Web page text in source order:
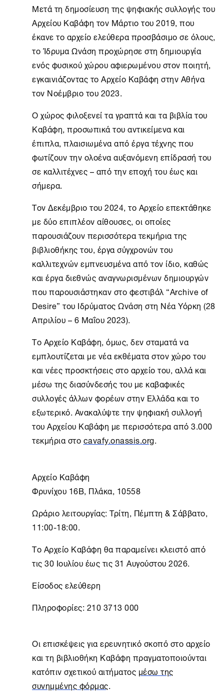
Μετά τη δημοσίευση της ψηφιακής συλλογής του
Αρχείου Καβάφη τον Μάρτιο του 2019, που
έκανε το αρχείο ελεύθερα προσβάσιμο σε όλους,
τοΊδρυμα Ωνάση προχώρησε στη δημιουργία
ενός φυσικού χώρου αφιερωμένου στον ποιητή,
εγκαινιάζοντας τοΑρχείο Καβάφη στηνΑθήνα
τον Νοέμβριο του 2023.
Ο χώρος φιλοξενεί τα γραπτά και τα βιβλία του
Καβάφη, προσωπικά του αντικείμενα και
έπιπλα, πλαισιωμένα από έργα τέχνης που
φωτίζουν την ολοένα αυξανόμενη επίδρασή του
σε καλλιτέχνες – από την εποχή του έως και
σήμερα.
Τον Δεκέμβριο του 2024, το Αρχείο επεκτάθηκε
με δύο επιπλέον αίθουσες, οι οποίες
παρουσιάζουν περισσότερα τεκμήρια της
βιβλιοθήκης του, έργα σύγχρονών του
καλλιτεχνών εμπνευσμένα από τον ίδιο, καθώς
και έργα διεθνώς αναγνωρισμένων δημιουργών
που παρουσιάστηκαν στο φεστιβάλ “Archive of
Desire” του Ιδρύματος Ωνάση στη Νέα Υόρκη (28
Απριλίου – 6 Μαΐου 2023).
ΤοΑρχείο Καβάφη, όμως, δεν σταματά να
εμπλουτίζεται με νέα εκθέματα στον χώρο του
και νέες προσκτήσεις στο αρχείο του, αλλά και
μέσω της διασύνδεσής του με καβαφικές
συλλογές άλλων φορέων στην Ελλάδα και το
εξωτερικό. Ανακαλύψτε την ψηφιακή συλλογή
του Αρχείου Καβάφη με περισσότερα από 3.000
τεκμήρια στοcavafy.onassis.org.
Αρχείο Καβάφη
Φρυνίχου 16B, Πλάκα, 10558
Ωράριο λειτουργίας: Τρίτη, Πέμπτη & Σάββατο,
11:00-18:00.
ΤοΑρχείο Καβάφη θα παραμείνει κλειστό από
τις 30 Ιουλίου έως τις 31 Αυγούστου 2026.
Είσοδος ελεύθερη
Πληροφορίες: 210 3713 000
Οι επισκέψεις για ερευνητικό σκοπό στο αρχείο
και τη βιβλιοθήκη Καβάφη πραγματοποιούνται
κατόπιν σχετικού αιτήματος μέσω της
συνημμένης φόρμας.